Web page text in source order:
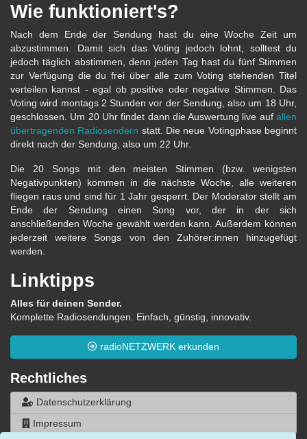
Wie funktioniert's?
Nach dem Ende der Sendung hast du eine Woche Zeit um
abzustimmen. Damit sich das Voting jedoch lohnt, solltest du
jedoch täglich abstimmen, denn jeden Tag hast du fünf Stimmen
zur Verfügung die du frei über alle zum Voting stehenden Titel
verteilen kannst - egal ob positive oder negative Stimmen. Das
Voting wird montags 2 Stunden vor der Sendung, also um 18 Uhr,
geschlossen. Um 20 Uhr findet dann die Auswertung live auf allen
übertragenden Radiosendern statt. Die neue Votingphase beginnt
direkt nach der Sendung, also um 22 Uhr.
Die 20 Songs mit den meisten Stimmen (bzw. wenigsten
Negativpunkten) kommen in die nächste Woche, alle weiteren
fliegen raus und sind für 1 Jahr gesperrt. Der Moderator stellt am
Ende der Sendung einen Song vor, der in der sich
anschließenden Woche gewählt werden kann. Außerdem können
jederzeit weitere Songs von den Zuhörer:innen hinzugefügt
werden.
Linktipps
Alles für deinen Sender.
Komplette Radiosendungen. Einfach, günstig, innovativ.
radioNETZWERK erkunden
Rechtliches
Datenschutzerklärung
Impressum